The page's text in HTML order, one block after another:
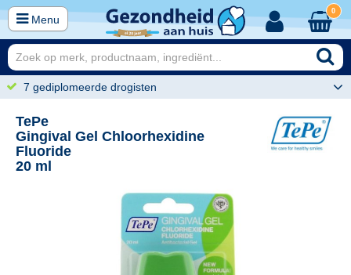
Menu
0
7 gediplomeerde drogisten
TePe
Gingival Gel Chloorhexidine
Fluoride
20 ml